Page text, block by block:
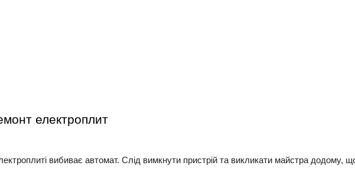
електроплит
вибиває автомат. Слід вимкнути пристрій та викликати майстра додому,